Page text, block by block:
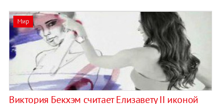
Мир
Виктория Бекхэм считает Елизавету II иконой